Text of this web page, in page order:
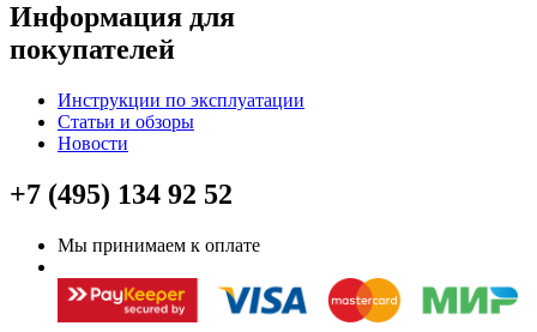
Информация для
покупателей
Инструкции по эксплуатации
Статьи и обзоры
Новости
+7 (495) 134 92 52
Мы принимаем к оплате